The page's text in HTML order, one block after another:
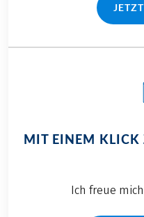
MIT EINEM KLICK
Ich freue